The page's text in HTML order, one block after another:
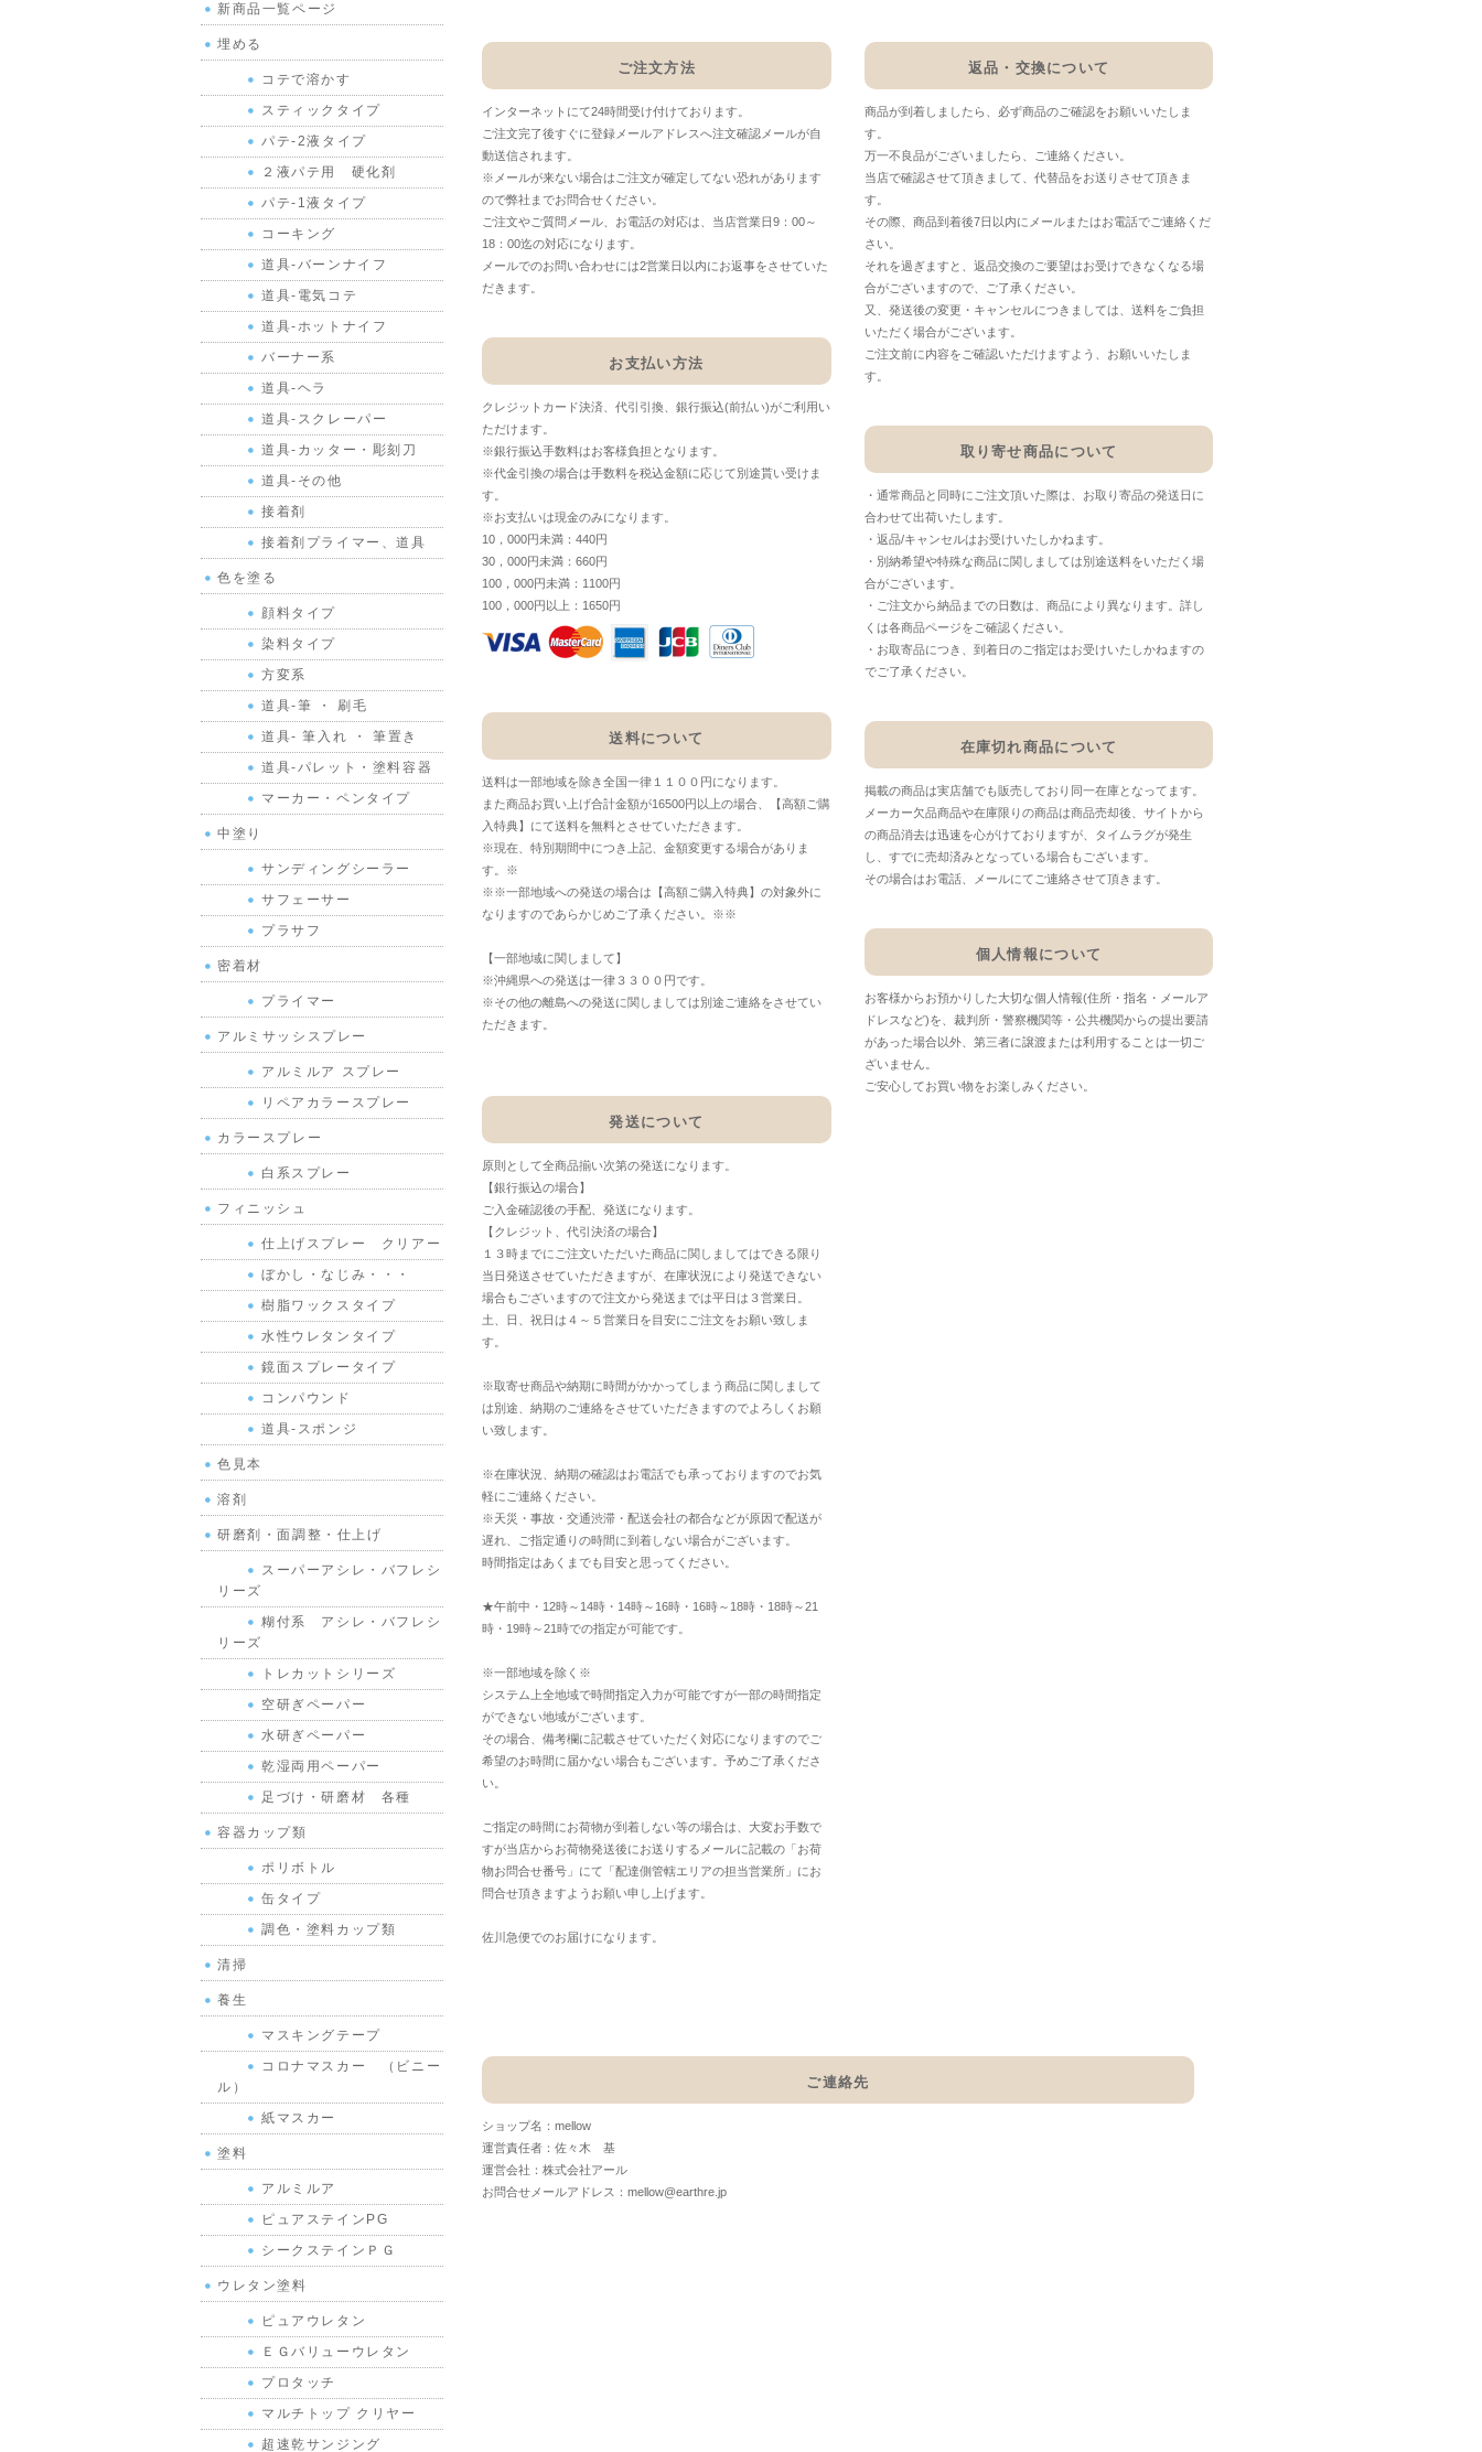
ご注文方法
インターネットにて24時間受け付けております。
ご注文完了後すぐに登録メールアドレスへ注文確認メールが自
動送信されます。
※メールが来ない場合はご注文が確定してない恐れがあります
ので弊社までお問合せください。
ご注文やご質問メール、お電話の対応は、当店営業日9：00～
18：00迄の対応になります。
メールでのお問い合わせには2営業日以内にお返事をさせていた
だきます。
お支払い方法
クレジットカード決済、代引引換、銀行振込(前払い)がご利用い
ただけます。
※銀行振込手数料はお客様負担となります。
※代金引換の場合は手数料を税込金額に応じて別途貰い受けま
す。
※お支払いは現金のみになります。
10，000円未満：440円
30，000円未満：660円
100，000円未満：1100円
100，000円以上：1650円
送料について
送料は一部地域を除き全国一律１１００円になります。
また商品お買い上げ合計金額が16500円以上の場合、【高額ご購
入特典】にて送料を無料とさせていただきます。
※現在、特別期間中につき上記、金額変更する場合がありま
す。※
※※一部地域への発送の場合は【高額ご購入特典】の対象外に
なりますのであらかじめご了承ください。※※
【一部地域に関しまして】
※沖縄県への発送は一律３３００円です。
※その他の離島への発送に関しましては別途ご連絡をさせてい
ただきます。
発送について
原則として全商品揃い次第の発送になります。
【銀行振込の場合】
ご入金確認後の手配、発送になります。
【クレジット、代引決済の場合】
１３時までにご注文いただいた商品に関しましてはできる限り
当日発送させていただきますが、在庫状況により発送できない
場合もございますので注文から発送までは平日は３営業日。
土、日、祝日は４～５営業日を目安にご注文をお願い致しま
す。
※取寄せ商品や納期に時間がかかってしまう商品に関しまして
は別途、納期のご連絡をさせていただきますのでよろしくお願
い致します。
※在庫状況、納期の確認はお電話でも承っておりますのでお気
軽にご連絡ください。
※天災・事故・交通渋滞・配送会社の都合などが原因で配送が
遅れ、ご指定通りの時間に到着しない場合がございます。
時間指定はあくまでも目安と思ってください。
★午前中・12時～14時・14時～16時・16時～18時・18時～21
時・19時～21時での指定が可能です。
※一部地域を除く※
システム上全地域で時間指定入力が可能ですが一部の時間指定
ができない地域がございます。
その場合、備考欄に記載させていただく対応になりますのでご
希望のお時間に届かない場合もございます。予めご了承くださ
い。
ご指定の時間にお荷物が到着しない等の場合は、大変お手数で
すが当店からお荷物発送後にお送りするメールに記載の「お荷
物お問合せ番号」にて「配達側管轄エリアの担当営業所」にお
問合せ頂きますようお願い申し上げます。
佐川急便でのお届けになります。
返品・交換について
商品が到着しましたら、必ず商品のご確認をお願いいたしま
す。
万一不良品がございましたら、ご連絡ください。
当店で確認させて頂きまして、代替品をお送りさせて頂きま
す。
その際、商品到着後7日以内にメールまたはお電話でご連絡くだ
さい。
それを過ぎますと、返品交換のご要望はお受けできなくなる場
合がございますので、ご了承ください。
又、発送後の変更・キャンセルにつきましては、送料をご負担
いただく場合がございます。
ご注文前に内容をご確認いただけますよう、お願いいたしま
す。
取り寄せ商品について
・通常商品と同時にご注文頂いた際は、お取り寄品の発送日に
合わせて出荷いたします。
・返品/キャンセルはお受けいたしかねます。
・別納希望や特殊な商品に関しましては別途送料をいただく場
合がございます。
・ご注文から納品までの日数は、商品により異なります。詳し
くは各商品ページをご確認ください。
・お取寄品につき、到着日のご指定はお受けいたしかねますの
でご了承ください。
在庫切れ商品について
掲載の商品は実店舗でも販売しており同一在庫となってます。
メーカー欠品商品や在庫限りの商品は商品売却後、サイトから
の商品消去は迅速を心がけておりますが、タイムラグが発生
し、すでに売却済みとなっている場合もございます。
その場合はお電話、メールにてご連絡させて頂きます。
個人情報について
お客様からお預かりした大切な個人情報(住所・指名・メールア
ドレスなど)を、裁判所・警察機関等・公共機関からの提出要請
があった場合以外、第三者に譲渡または利用することは一切ご
ざいません。
ご安心してお買い物をお楽しみください。
ご連絡先
ショップ名：mellow
運営責任者：佐々木 基
運営会社：株式会社アール
お問合せメールアドレス：mellow@earthre.jp
新商品一覧ページ
埋める
コテで溶かす
スティックタイプ
パテ-2液タイプ
２液パテ用 硬化剤
パテ-1液タイプ
コーキング
道具-バーンナイフ
道具-電気コテ
道具-ホットナイフ
バーナー系
道具-ヘラ
道具-スクレーパー
道具-カッター・彫刻刀
道具-その他
接着剤
接着剤プライマー、道具
色を塗る
顔料タイプ
染料タイプ
方変系
道具-筆 ・ 刷毛
道具- 筆入れ ・ 筆置き
道具-パレット・塗料容器
マーカー・ペンタイプ
中塗り
サンディングシーラー
サフェーサー
プラサフ
密着材
プライマー
アルミサッシスプレー
アルミルア スプレー
リペアカラースプレー
カラースプレー
白系スプレー
フィニッシュ
仕上げスプレー クリアー
ぼかし・なじみ・・・
樹脂ワックスタイプ
水性ウレタンタイプ
鏡面スプレータイプ
コンパウンド
道具-スポンジ
色見本
溶剤
研磨剤・面調整・仕上げ
スーパーアシレ・バフレシ
リーズ
糊付系 アシレ・バフレシ
リーズ
トレカットシリーズ
空研ぎペーパー
水研ぎペーパー
乾湿両用ペーパー
足づけ・研磨材 各種
容器カップ類
ポリボトル
缶タイプ
調色・塗料カップ類
清掃
養生
マスキングテープ
コロナマスカー （ビニー
ル）
紙マスカー
塗料
アルミルア
ピュアステインPG
シークステインＰＧ
ウレタン塗料
ピュアウレタン
ＥＧバリューウレタン
プロタッチ
マルチトップ クリヤー
超速乾サンジング